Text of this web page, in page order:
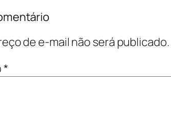
de e-mail não será publicado.
*